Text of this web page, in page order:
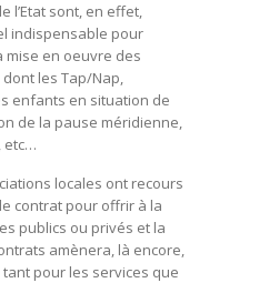
l’Etat sont, en effet,
indispensable pour
mise en oeuvre des
les Tap/Nap,
enfants en situation de
de la pause méridienne,
etc…
locales ont recours
contrat pour offrir à la
publics ou privés et la
amènera, là encore,
pour les services que